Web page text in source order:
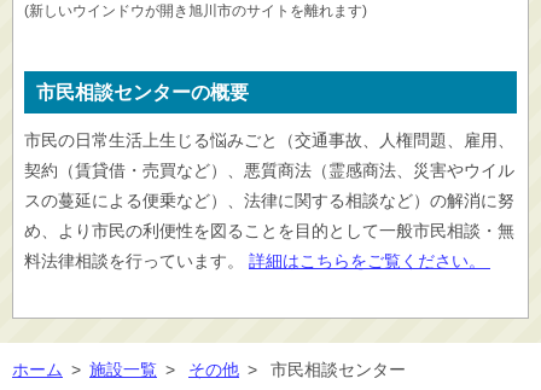
(新しいウインドウが開き旭川市のサイトを離れます)
市民相談センターの概要
市民の日常生活上生じる悩みごと（交通事故、人権問題、雇用、
契約（賃貸借・売買など）、悪質商法（霊感商法、災害やウイル
スの蔓延による便乗など）、法律に関する相談など）の解消に努
め、より市民の利便性を図ることを目的として一般市民相談・無
料法律相談を行っています。 詳細はこちらをご覧ください。
ホーム > 施設一覧 > その他 > 市民相談センター